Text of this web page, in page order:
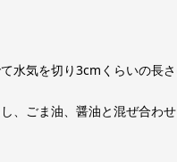
水気を切り3cmくらいの長さ
、ごま油、醤油と混ぜ合わ